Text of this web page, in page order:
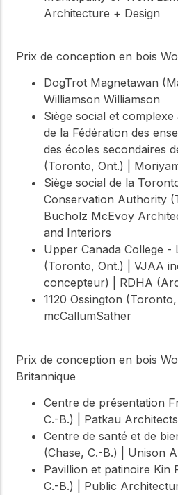
Architecture + Design
Prix de conception en bois
DogTrot Magnetawan
Williamson Williamson
Siège social et
de la Fédération des
des écoles secondaires
(Toronto, Ont.) |
Siège social de la
Conservation Authority
Bucholz McEvoy
and Interiors
Upper Canada College -
(Toronto, Ont.) | VJAA
concepteur) | RDHA
1120 Ossington (Toronto,
mcCallumSather
Prix de conception en bois
Britannique
Centre de présentation
C.-B.) | Patkau Architects
Centre de santé et de
(Chase, C.-B.) | Unison
Pavillion et patinoire Kin
C.-B.) | Public